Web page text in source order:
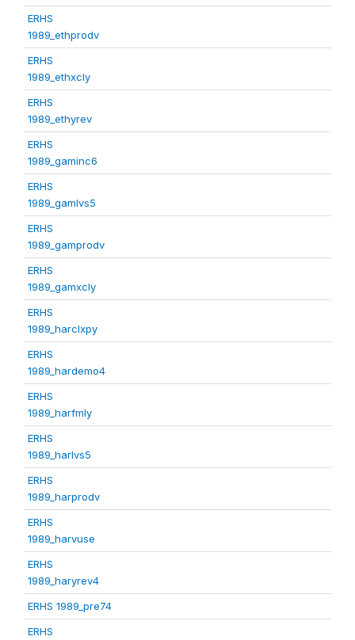
ERHS
1989_ethprodv
ERHS
1989_ethxcly
ERHS
1989_ethyrev
ERHS
1989_gaminc6
ERHS
1989_gamlvs5
ERHS
1989_gamprodv
ERHS
1989_gamxcly
ERHS
1989_harclxpy
ERHS
1989_hardemo4
ERHS
1989_harfmly
ERHS
1989_harlvs5
ERHS
1989_harprodv
ERHS
1989_harvuse
ERHS
1989_haryrev4
ERHS 1989_pre74
ERHS